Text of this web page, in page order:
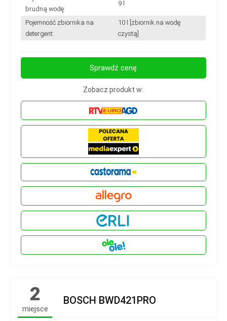
brudną wodę:
9 l
Pojemność zbiornika na
detergent:
10 l [zbiornik na wodę
czystą]
Sprawdź cenę
Zobacz produkt w:
2
miejsce
BOSCH BWD421PRO